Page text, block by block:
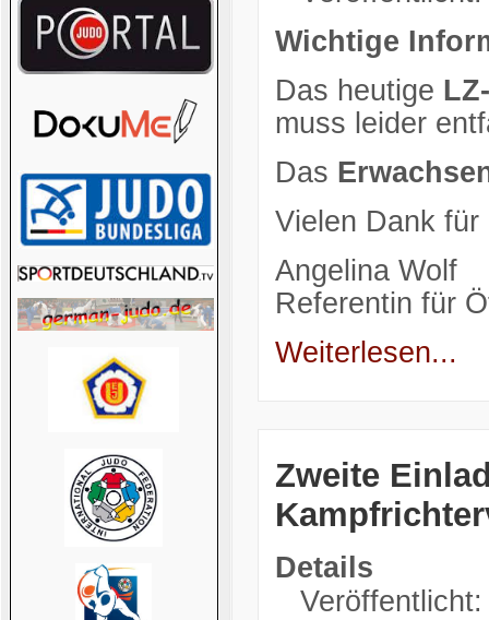
Wichtige
Das heutige
muss leider
Das
Vielen Dank für
Angelina Wolf
Referentin für
Weiterlesen...
Zweite
Details